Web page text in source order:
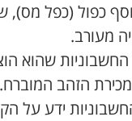
כפול (כפל מס),
מעורב.
שהוא
הזהב המוברח.
ידע על